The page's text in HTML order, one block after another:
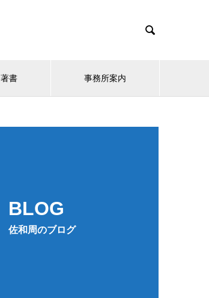

著書 事務所案内
BLOG
佐和周のブログ